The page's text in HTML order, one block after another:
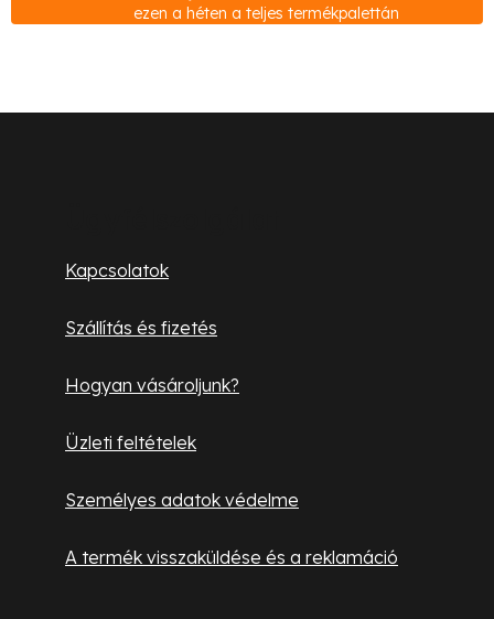
e
i
ezen a héten a teljes termékpalettán
Kapcsolatok
Szállítás és fizetés
Hogyan vásároljunk?
Üzleti feltételek
Személyes adatok védelme
A termék visszaküldése és a reklamáció